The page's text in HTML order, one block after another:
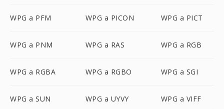
WPG a PFM WPG a PICON WPG a PICT
WPG a PNM WPG a RAS WPG a RGB
WPG a RGBA WPG a RGBO WPG a SGI
WPG a SUN WPG a UYVY WPG a VIFF